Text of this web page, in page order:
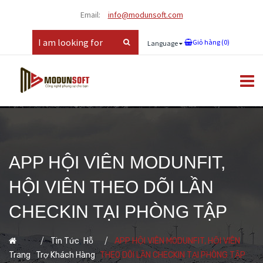
Email: info@modunsoft.com
Language Giỏ hàng (0)
APP HỘI VIÊN MODUNFIT,
HỘI VIÊN THEO DÕI LẦN
CHECKIN TẠI PHÒNG TẬP
Trang
Tin Tức,Hỗ
Trợ Khách Hàng
APP HỘI VIÊN MODUNFIT, HỘI VIÊN
THEO DÕI LẦN CHECKIN TẠI PHÒNG TẬP